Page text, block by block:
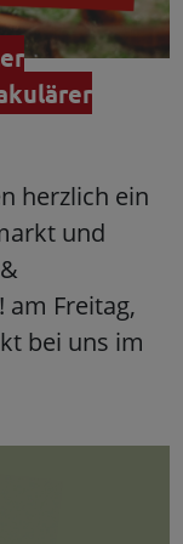
herzlich ein
und
am Freitag,
bei uns im